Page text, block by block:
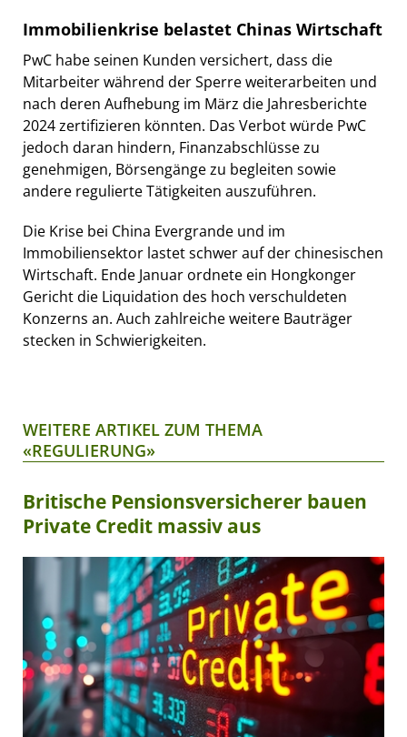
Immobilienkrise belastet Chinas Wirtschaft
PwC habe seinen Kunden versichert, dass die
Mitarbeiter während der Sperre weiterarbeiten und
nach deren Aufhebung im März die Jahresberichte
2024 zertifizieren könnten. Das Verbot würde PwC
jedoch daran hindern, Finanzabschlüsse zu
genehmigen, Börsengänge zu begleiten sowie
andere regulierte Tätigkeiten auszuführen.
Die Krise bei China Evergrande und im
Immobiliensektor lastet schwer auf der chinesischen
Wirtschaft. Ende Januar ordnete ein Hongkonger
Gericht die Liquidation des hoch verschuldeten
Konzerns an. Auch zahlreiche weitere Bauträger
stecken in Schwierigkeiten.
WEITERE ARTIKEL ZUM THEMA
«REGULIERUNG»
Britische Pensionsversicherer bauen
Private Credit massiv aus